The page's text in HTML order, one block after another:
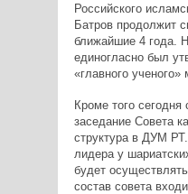
Российского
Батров продолжит
ближайшие 4 года.
единогласно был
«главного ученого»
Кроме того сегодня
заседание Совета
структура в ДУМ
лидера у
будет
состав совета